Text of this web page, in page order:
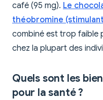
café (95 mg). Le
théobromine
combiné est trop faible
chez la plupart des
Quels sont les
pour la santé ?